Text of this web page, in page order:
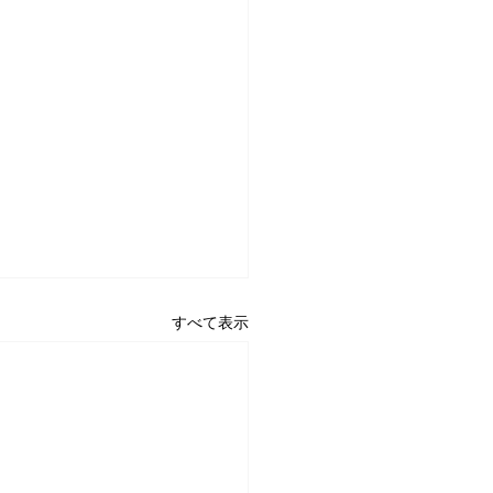
すべて表示